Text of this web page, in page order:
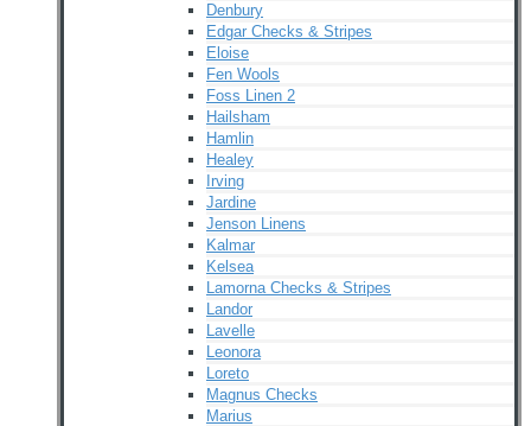
Denbury
Edgar Checks & Stripes
Eloise
Fen Wools
Foss Linen 2
Hailsham
Hamlin
Healey
Irving
Jardine
Jenson Linens
Kalmar
Kelsea
Lamorna Checks & Stripes
Landor
Lavelle
Leonora
Loreto
Magnus Checks
Marius